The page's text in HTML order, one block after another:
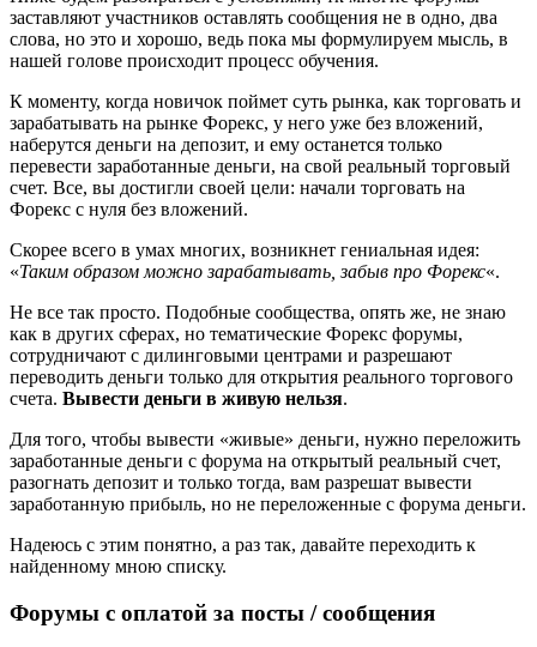
заставляют участников оставлять сообщения не в одно, два
слова, но это и хорошо, ведь пока мы формулируем мысль, в
нашей голове происходит процесс обучения.
К моменту, когда новичок поймет суть рынка, как торговать и
зарабатывать на рынке Форекс, у него уже без вложений,
наберутся деньги на депозит, и ему останется только
перевести заработанные деньги, на свой реальный торговый
счет. Все, вы достигли своей цели: начали торговать на
Форекс с нуля без вложений.
Скорее всего в умах многих, возникнет гениальная идея:
«Таким образом можно зарабатывать, забыв про Форекс«.
Не все так просто. Подобные сообщества, опять же, не знаю
как в других сферах, но тематические Форекс форумы,
сотрудничают с дилинговыми центрами и разрешают
переводить деньги только для открытия реального торгового
счета. Вывести деньги в живую нельзя.
Для того, чтобы вывести «живые» деньги, нужно переложить
заработанные деньги с форума на открытый реальный счет,
разогнать депозит и только тогда, вам разрешат вывести
заработанную прибыль, но не переложенные с форума деньги.
Надеюсь с этим понятно, а раз так, давайте переходить к
найденному мною списку.
Форумы с оплатой за посты / сообщения